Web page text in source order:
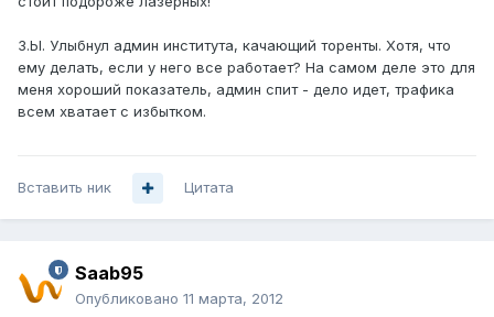
З.Ы. Улыбнул админ института, качающий торенты. Хотя, что
ему делать, если у него все работает? На самом деле это для
меня хороший показатель, админ спит - дело идет, трафика
всем хватает с избытком.
Вставить ник Цитата
Saab95
Опубликовано 11 марта, 2012